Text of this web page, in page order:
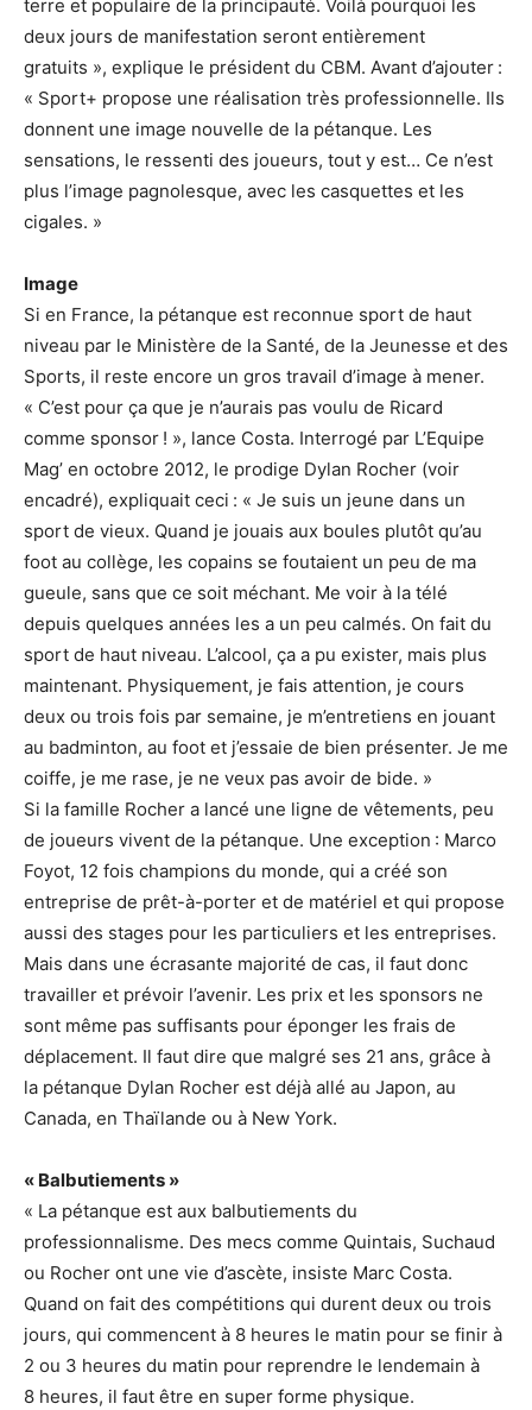
terre et populaire de la principauté. Voilà pourquoi les
deux jours de manifestation seront entièrement
gratuits », explique le président du CBM. Avant d’ajouter :
« Sport+ propose une réalisation très professionnelle. Ils
donnent une image nouvelle de la pétanque. Les
sensations, le ressenti des joueurs, tout y est… Ce n’est
plus l’image pagnolesque, avec les casquettes et les
cigales. »
Image
Si en France, la pétanque est reconnue sport de haut
niveau par le Ministère de la Santé, de la Jeunesse et des
Sports, il reste encore un gros travail d’image à mener.
« C’est pour ça que je n’aurais pas voulu de Ricard
comme sponsor ! », lance Costa. Interrogé par L’Equipe
Mag’ en octobre 2012, le prodige Dylan Rocher (voir
encadré), expliquait ceci : « Je suis un jeune dans un
sport de vieux. Quand je jouais aux boules plutôt qu’au
foot au collège, les copains se foutaient un peu de ma
gueule, sans que ce soit méchant. Me voir à la télé
depuis quelques années les a un peu calmés. On fait du
sport de haut niveau. L’alcool, ça a pu exister, mais plus
maintenant. Physiquement, je fais attention, je cours
deux ou trois fois par semaine, je m’entretiens en jouant
au badminton, au foot et j’essaie de bien présenter. Je me
coiffe, je me rase, je ne veux pas avoir de bide. »
Si la famille Rocher a lancé une ligne de vêtements, peu
de joueurs vivent de la pétanque. Une exception : Marco
Foyot, 12 fois champions du monde, qui a créé son
entreprise de prêt-à-porter et de matériel et qui propose
aussi des stages pour les particuliers et les entreprises.
Mais dans une écrasante majorité de cas, il faut donc
travailler et prévoir l’avenir. Les prix et les sponsors ne
sont même pas suffisants pour éponger les frais de
déplacement. Il faut dire que malgré ses 21 ans, grâce à
la pétanque Dylan Rocher est déjà allé au Japon, au
Canada, en Thaïlande ou à New York.
« Balbutiements »
« La pétanque est aux balbutiements du
professionnalisme. Des mecs comme Quintais, Suchaud
ou Rocher ont une vie d’ascète, insiste Marc Costa.
Quand on fait des compétitions qui durent deux ou trois
jours, qui commencent à 8 heures le matin pour se finir à
2 ou 3 heures du matin pour reprendre le lendemain à
8 heures, il faut être en super forme physique.